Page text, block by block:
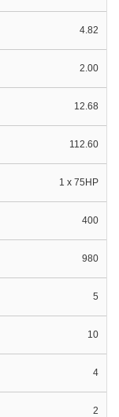
4.82
2.00
12.68
112.60
1 x 75HP
400
980
5
10
4
2